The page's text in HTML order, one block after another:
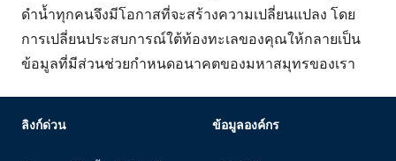
ดำน้ำทุกคนจึงมีโอกาสที่จะสร้างความเปลี่ยนแปลง โดย
การเปลี่ยนประสบการณ์ใต้ท้องทะเลของคุณให้กลายเป็น
ข้อมูลที่มีส่วนช่วยกำหนดอนาคตของมหาสมุทรของเรา
ลิงก์ด่วน ข้อมูลองค์กร